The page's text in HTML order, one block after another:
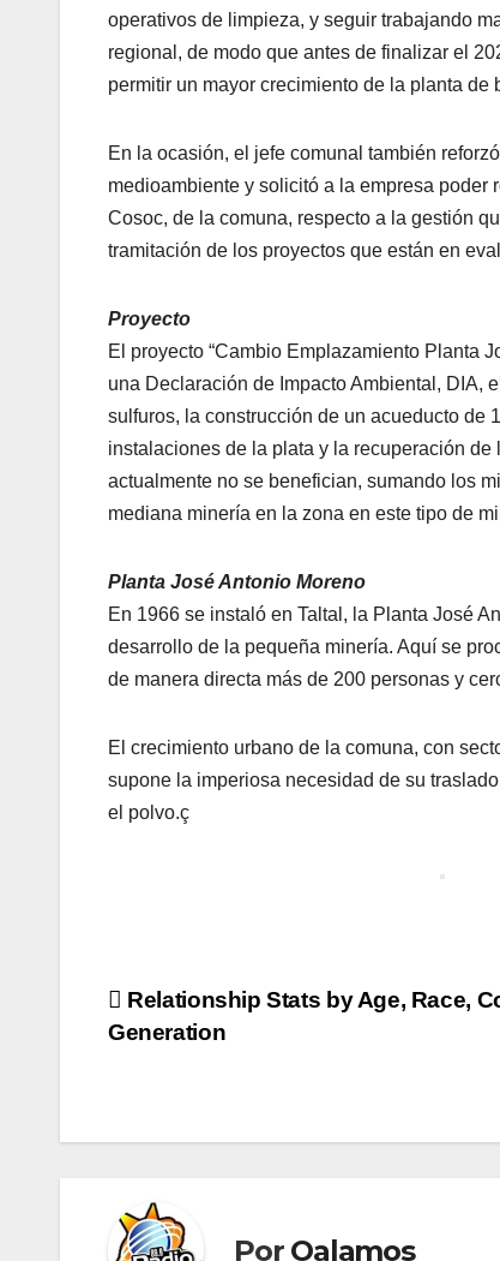
operativos de limpieza, y seguir trabajando
regional, de modo que antes de finalizar el
permitir un mayor crecimiento de la planta de
En la ocasión, el jefe comunal también
medioambiente y solicitó a la empresa
Cosoc, de la comuna, respecto a la gestión
tramitación de los proyectos que están en
Proyecto
El proyecto “Cambio Emplazamiento Planta
una Declaración de Impacto Ambiental, DIA,
sulfuros, la construcción de un acueducto de
instalaciones de la plata y la recuperación
actualmente no se benefician, sumando los
mediana minería en la zona en este tipo de
Planta José Antonio Moreno
En 1966 se instaló en Taltal, la Planta José
desarrollo de la pequeña minería. Aquí se
de manera directa más de 200 personas y
El crecimiento urbano de la comuna, con
supone la imperiosa necesidad de su
el polvo.ç
Navegación
Relationship Stats by Age, Race,
Generation
Por Oalamos